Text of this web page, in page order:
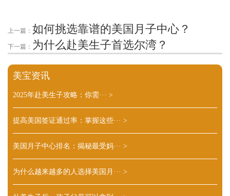
上一篇： 如何挑选靠谱的美国月子中心？
下一篇： 为什么赴美生子首选尔湾？
美宝资讯
2025年赴美生子攻略：你需··· >
提高美国签证通过率：掌握这些··· >
美国月子中心排名：揭秘最受妈··· >
为什么越来越多的人选择美国月··· >